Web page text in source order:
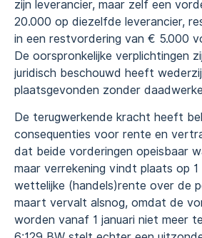
zijn leverancier, maar zelf een
20.000 op diezelfde leverancier,
in een restvordering van € 5.000
De oorspronkelijke verplichtingen
juridisch beschouwd heeft
plaatsgevonden zonder
De terugwerkende kracht heeft
consequenties voor rente en
dat beide vorderingen opeisbaar
maar verrekening vindt plaats op
wettelijke (handels)rente over de
maart vervalt alsnog, omdat de
worden vanaf 1 januari niet meer